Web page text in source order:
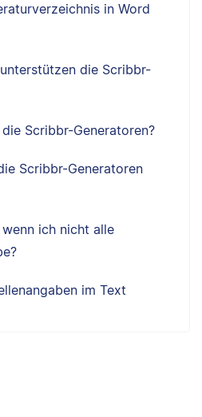
in Word
die Scribbr-
Scribbr-Generatoren?
Scribbr-Generatoren
ich nicht alle
im Text